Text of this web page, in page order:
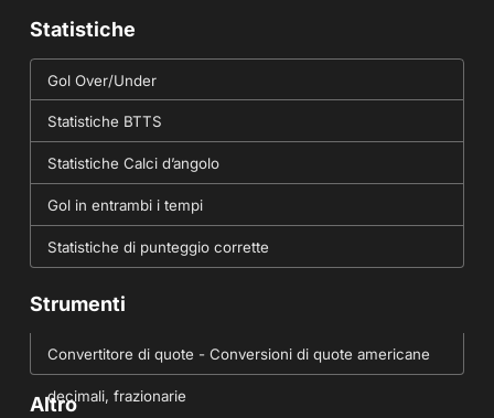
Statistiche
Gol Over/Under
Statistiche BTTS
Statistiche Calci d’angolo
Gol in entrambi i tempi
Statistiche di punteggio corrette
Strumenti
Convertitore di quote - Conversioni di quote americane
decimali, frazionarie
Altro